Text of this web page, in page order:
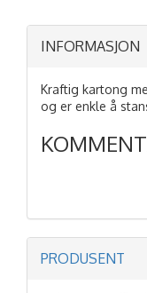
INFORMASJON
Kraftig kartong
og er enkle å
PRODUSENT